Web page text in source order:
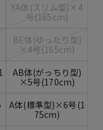
YA体(スリム型)×4
号(165cm)
BE体(ゆったり型)
×4号(165cm)
AB体(がっちり型)
×5号(170cm)
A体(標準型)×6号(1
75cm)